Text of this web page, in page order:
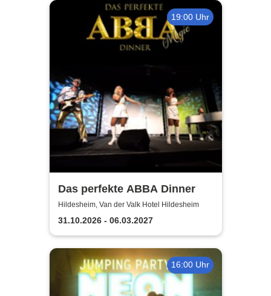
19:00 Uhr
Das perfekte ABBA Dinner
Hildesheim, Van der Valk Hotel Hildesheim
31.10.2026 - 06.03.2027
16:00 Uhr